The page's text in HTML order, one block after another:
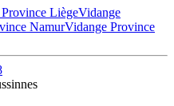
LiègeVidange
NamurVidange Province